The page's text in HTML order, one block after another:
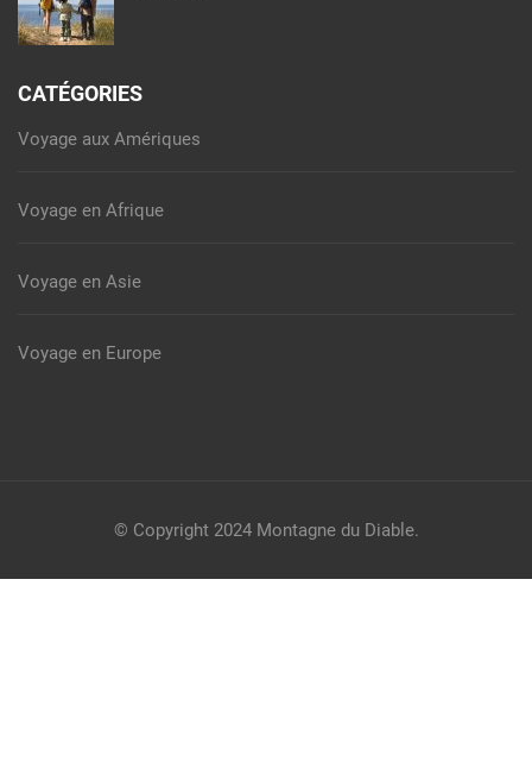
CATÉGORIES
Voyage aux Amériques
Voyage en Afrique
Voyage en Asie
Voyage en Europe
© Copyright 2024 Montagne du Diable.